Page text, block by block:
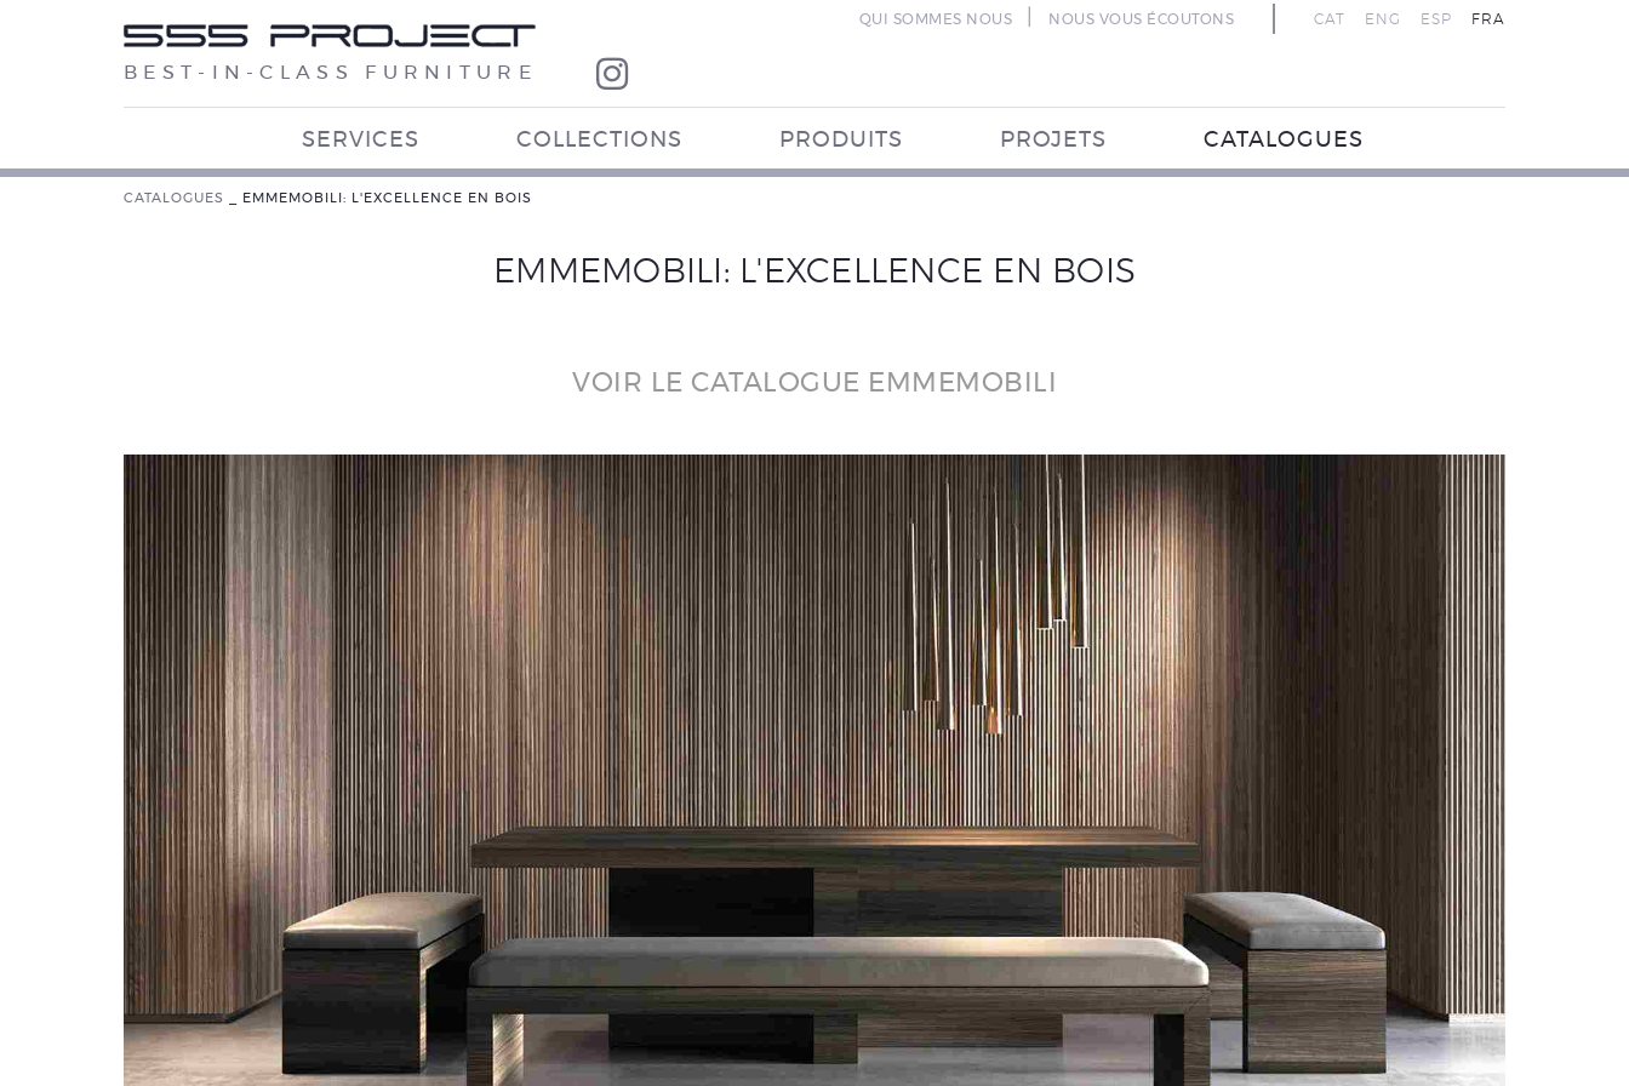
BEST-IN-CLASS FURNITURE
CAT ENG ESP FRA
QUI SOMMES NOUS NOUS VOUS ÉCOUTONS
SERVICES COLLECTIONS PRODUITS PROJETS CATALOGUES
CATALOGUES EMMEMOBILI: L'EXCELLENCE EN BOIS
EMMEMOBILI: L'EXCELLENCE EN BOIS
VOIR LE CATALOGUE EMMEMOBILI